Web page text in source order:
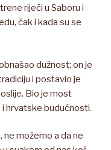
riječi u Saboru i
čak i kada su se
dužnost; on je
i postavio je
Bio je most
hrvatske budućnosti.
ne možemo a da ne